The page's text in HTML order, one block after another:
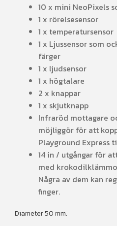
10 x mini NeoPixels
1 x rörelsesensor
1 x temperatursensor
1 x Ljussensor som
färger
1 x ljudsensor
1 x högtalare
2 x knappar
1 x skjutknapp
Infraröd mottagare
möjliggör för att
Playground Express
14 in / utgångar för
med
Några av dem kan
finger.
Diameter 50 mm.